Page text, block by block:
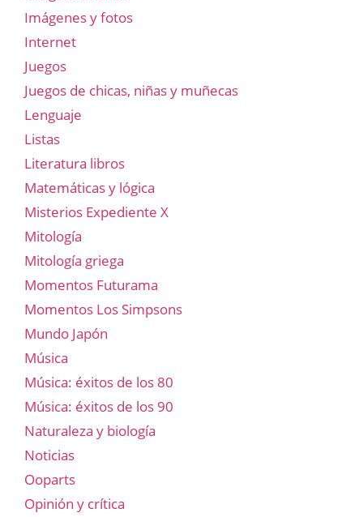
Imágenes y fotos
Internet
Juegos
Juegos de chicas, niñas y muñecas
Lenguaje
Listas
Literatura libros
Matemáticas y lógica
Misterios Expediente X
Mitología
Mitología griega
Momentos Futurama
Momentos Los Simpsons
Mundo Japón
Música
Música: éxitos de los 80
Música: éxitos de los 90
Naturaleza y biología
Noticias
Ooparts
Opinión y crítica